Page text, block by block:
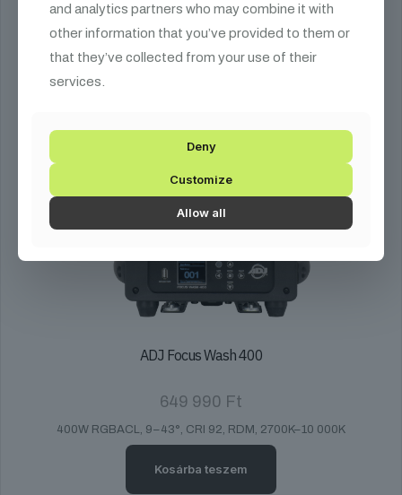
ADJ Focus Wash 400
649 990 Ft
400W RGBACL, 9–43°, CRI 92, RDM, 2700K–10 000K
Kosárba teszem
and analytics partners who may combine it with
other information that you’ve provided to them or
that they’ve collected from your use of their
services.
Deny
Customize
Allow all